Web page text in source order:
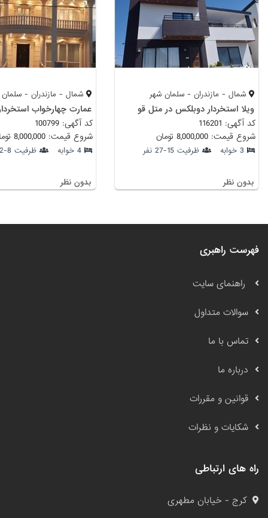
شمال - مازندران - سلمان شهر
ویلا استخردار دوبلکس در متل قو
کد آگهی: 116201
شروع قیمت: 8,000,000 تومان
3 خوابه ظرفیت 15-27 نفر
بدون نظر
شمال - مازندران -
کد آگهی: 100799
شروع قیمت: 8,000,000 تومان
4 خوابه ظرفیت 8-12 نفر
بدون نظر
فهرست راهبری
راهنمای سایت
سوالات متداول
تماس با ما
درباره ما
قوانین و مقررات
شکایات و نظرات
راه های ارتباطی
کرج - خیابان مطهری